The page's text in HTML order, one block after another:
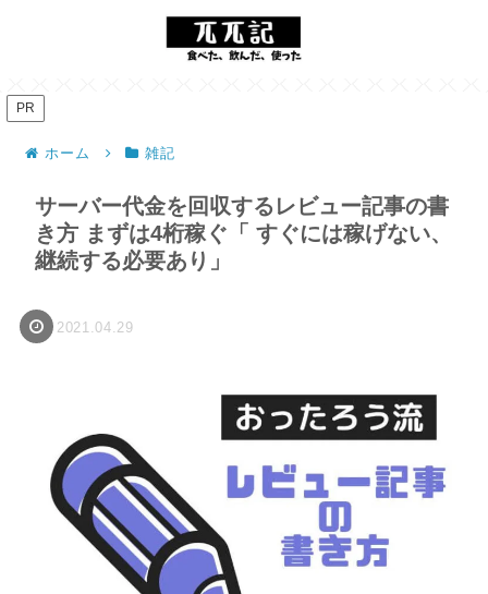
PR
ホーム 雑記
サーバー代金を回収するレビュー記事の書
き方 まずは4桁稼ぐ「 すぐには稼げない、
継続する必要あり」
2021.04.29